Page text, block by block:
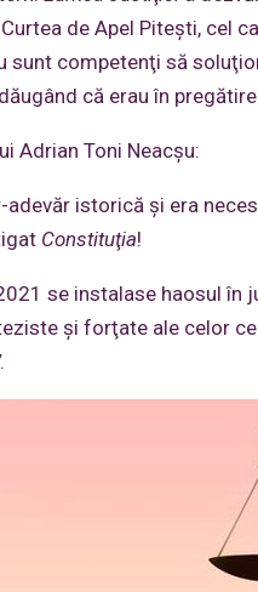
de Apel Piteşti, cel
competenţi să
că erau în
Adrian Toni Neacşu:
adevăr istorică şi era
Constituţia!
se instalase haosul
şi forţate ale celor